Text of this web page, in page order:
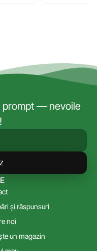
prompt — nevoile
și răspunsuri
noi
un magazin